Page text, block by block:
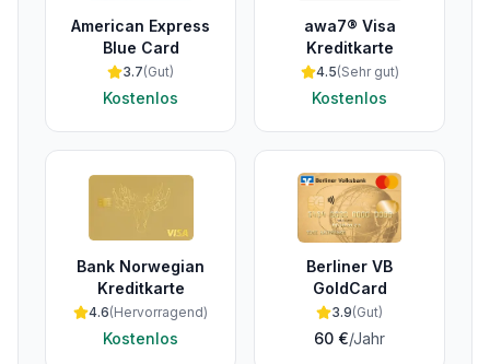
American Express
Blue Card
3.7(Gut)
Kostenlos
awa7® Visa
Kreditkarte
4.5(Sehr gut)
Kostenlos
Bank Norwegian
Kreditkarte
4.6(Hervorragend)
Kostenlos
Berliner VB
GoldCard
3.9(Gut)
60 €/Jahr